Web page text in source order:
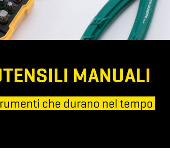
MANUALI
che durano nel tempo